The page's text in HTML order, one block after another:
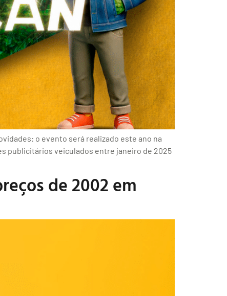
o evento será realizado este ano na
publicitários veiculados entre janeiro de 2025
de 2002 em